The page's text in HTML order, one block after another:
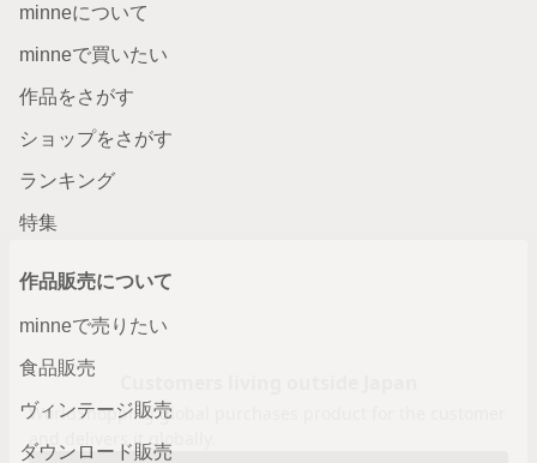
minneについて
minneで買いたい
作品をさがす
ショップをさがす
ランキング
特集
作品販売について
minneで売りたい
食品販売
ヴィンテージ販売
ダウンロード販売